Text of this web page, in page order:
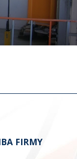
FIRMY